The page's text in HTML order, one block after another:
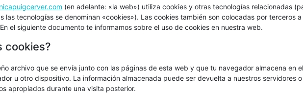
(en adelante: «la web») utiliza cookies y otras tecnologías relacionadas
las tecnologías se denominan «cookies»). Las cookies también son colocadas por terceros a
el siguiente documento te informamos sobre el uso de cookies en nuestra web.
cookies?
archivo que se envía junto con las páginas de esta web y que tu navegador almacena en el
u otro dispositivo. La información almacenada puede ser devuelta a nuestros servidores o
apropiados durante una visita posterior.